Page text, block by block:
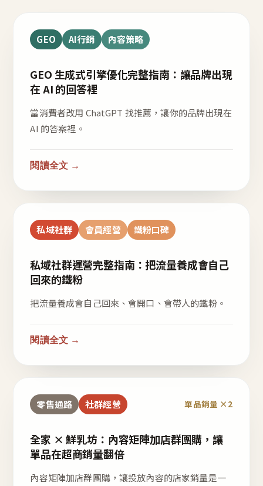
GEO AI行銷 內容策略
GEO 生成式引擎優化完整指南：讓品牌出現
在 AI 的回答裡
當消費者改用 ChatGPT 找推薦，讓你的品牌出現在
AI 的答案裡。
閱讀全文 →
私域社群 會員經營 鐵粉口碑
私域社群運營完整指南：把流量養成會自己
回來的鐵粉
把流量養成會自己回來、會開口、會帶人的鐵粉。
閱讀全文 →
零售通路 社群經營 單品銷量 ×2
全家 × 鮮乳坊：內容矩陣加店群團購，讓
單品在超商銷量翻倍
內容矩陣加店群團購，讓投放內容的店家銷量是一